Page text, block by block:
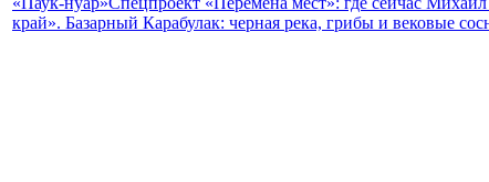
край». Базарный Карабулак: черная река, грибы и вековые